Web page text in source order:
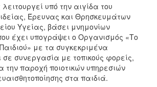
υπό την αιγίδα του
Έρευνας και Θρησκευμάτων
Υγείας, βάσει μνημονίων
έχει υπογράψει ο Οργανισμός «Το
με τα συγκεκριμένα
συνεργασία με τοπικούς φορείς,
την παροχή ποιοτικών υπηρεσιών
στα παιδιά.